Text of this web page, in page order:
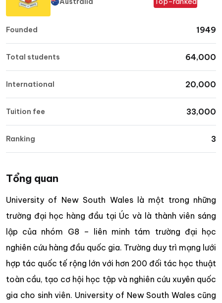
Founded 1949
Total students 64,000
International 20,000
Tuition fee 33,000
Ranking 3
Tổng quan
University of New South Wales là một trong những
trường đại học hàng đầu tại Úc và là thành viên sáng
lập của nhóm G8 – liên minh tám trường đại học
nghiên cứu hàng đầu quốc gia. Trường duy trì mạng lưới
hợp tác quốc tế rộng lớn với hơn 200 đối tác học thuật
toàn cầu, tạo cơ hội học tập và nghiên cứu xuyên quốc
gia cho sinh viên. University of New South Wales cũng